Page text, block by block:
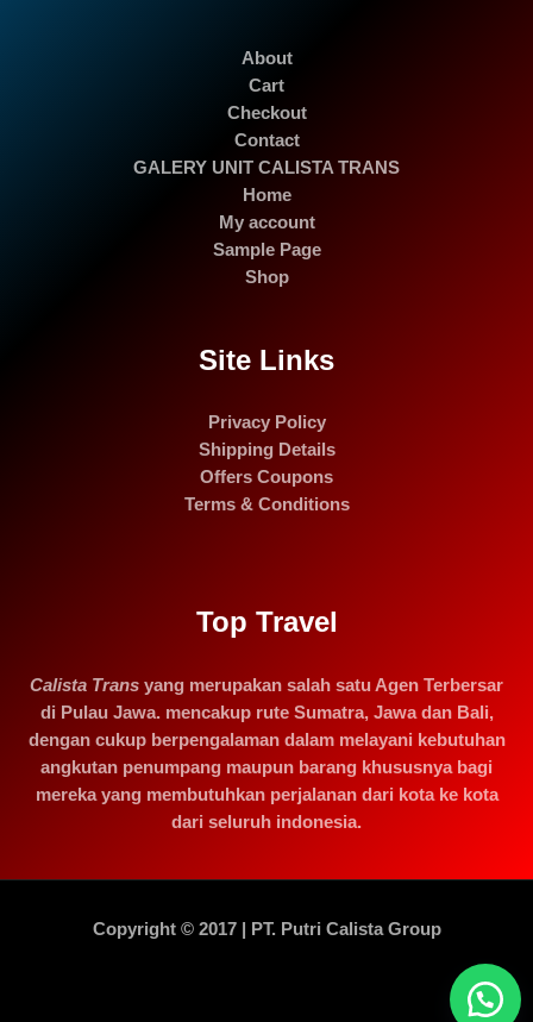
About
Cart
Checkout
Contact
GALERY UNIT CALISTA TRANS
Home
My account
Sample Page
Shop
Site Links
Privacy Policy
Shipping Details
Offers Coupons
Terms & Conditions
Top Travel
Calista Trans yang merupakan salah satu Agen Terbersar
di Pulau Jawa. mencakup rute Sumatra, Jawa dan Bali,
dengan cukup berpengalaman dalam melayani kebutuhan
angkutan penumpang maupun barang khususnya bagi
mereka yang membutuhkan perjalanan dari kota ke kota
dari seluruh indonesia.
Copyright © 2017 | PT. Putri Calista Group